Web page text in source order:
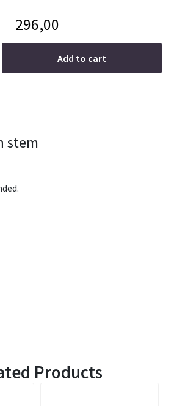
296,00
Add to cart
stem
Products